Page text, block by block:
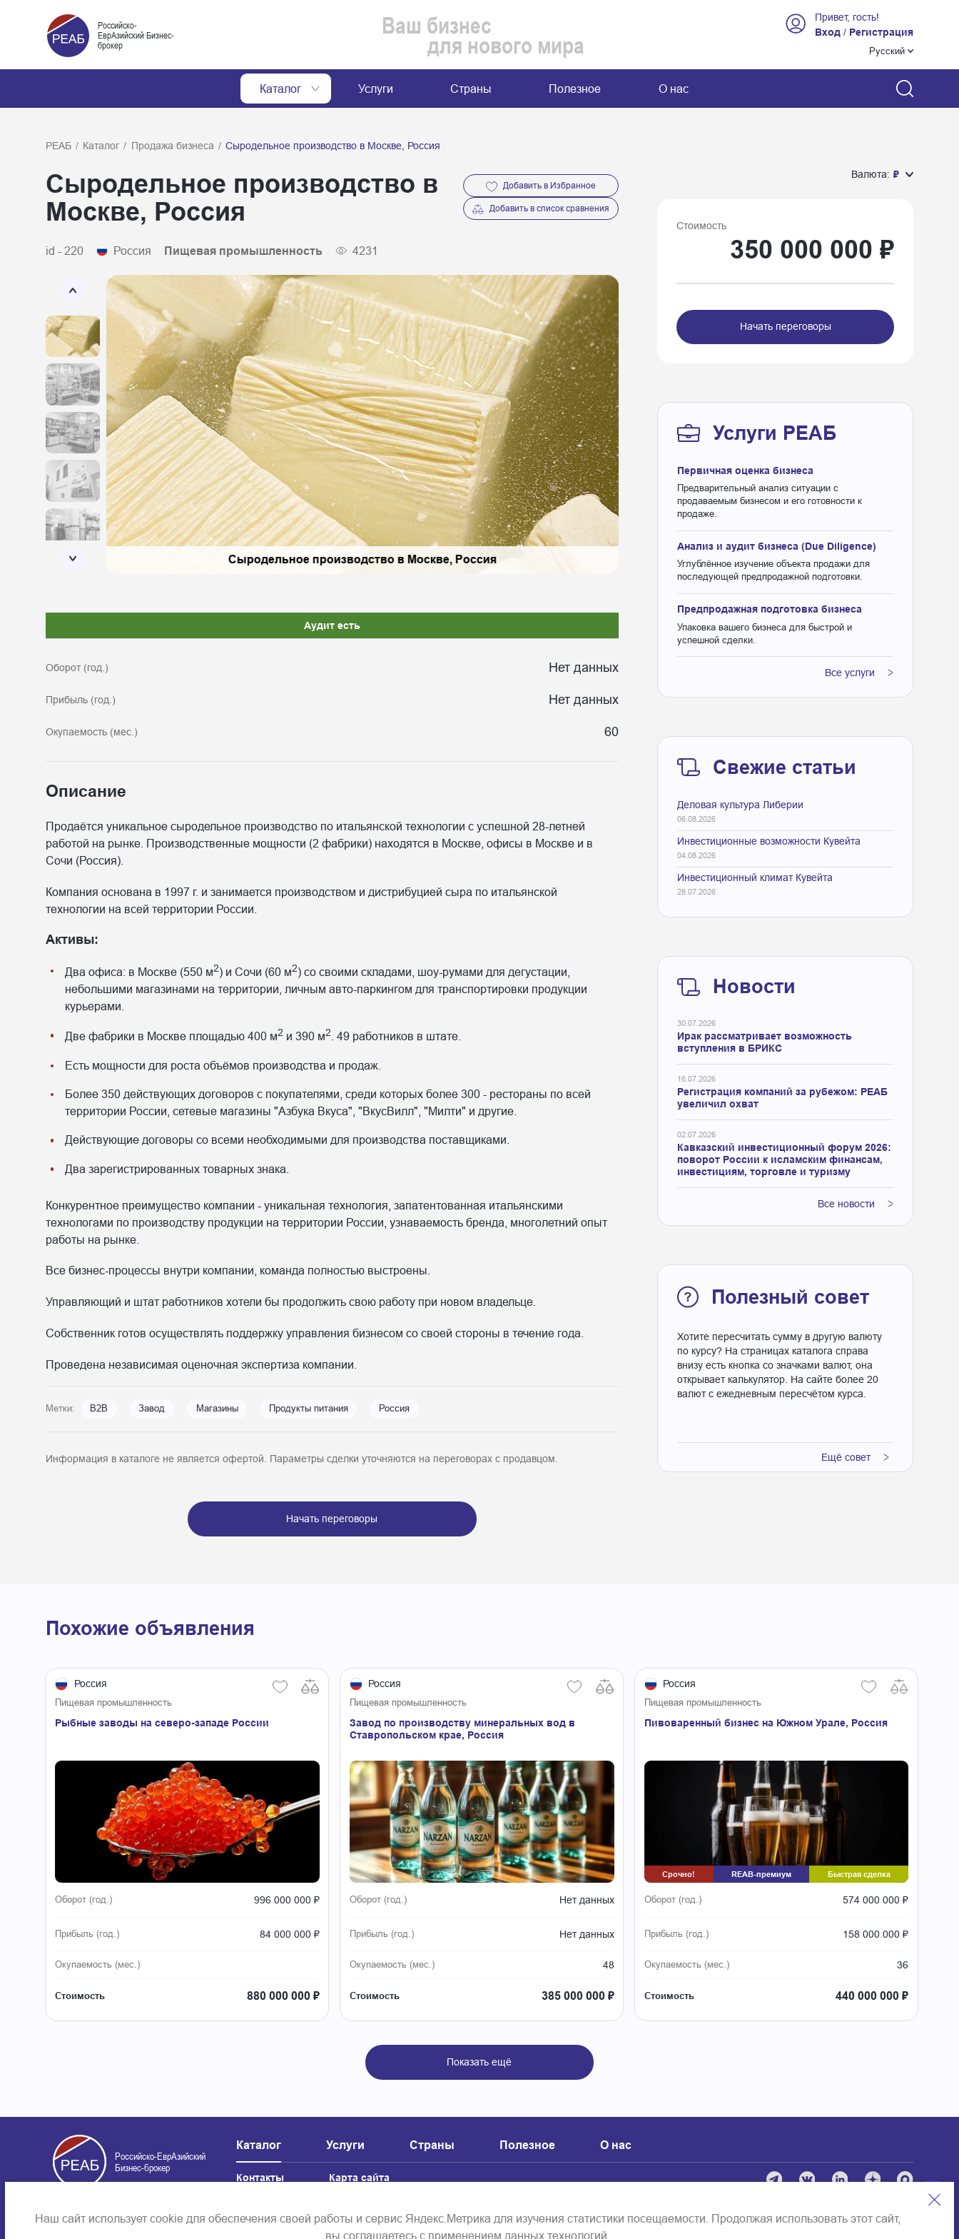
Российско-
ЕврАзийский Бизнес-
брокер
Ваш бизнес
для нового мира
Привет, гость!
Вход / Регистрация
Русский
Каталог Услуги Страны Полезное О нас
РЕАБ / Каталог / Продажа бизнеса / Сыродельное производство в Москве, Россия
Сыродельное производство в
Москве, Россия
Добавить в Избранное
Добавить в список сравнения
id - 220 Россия Пищевая промышленность 4231
Сыродельное производство в Москве, Россия Сыродельное производство в
Аудит есть
Оборот (год.) Нет данных
Прибыль (год.) Нет данных
Окупаемость (мес.) 60
Описание
Продаётся уникальное сыродельное производство по итальянской технологии с успешной 28-летней
работой на рынке. Производственные мощности (2 фабрики) находятся в Москве, офисы в Москве и в
Сочи (Россия).
Компания основана в 1997 г. и занимается производством и дистрибуцией сыра по итальянской
технологии на всей территории России.
Активы:
Два офиса: в Москве (550 м2) и Сочи (60 м2) со своими складами, шоу-румами для дегустации,
небольшими магазинами на территории, личным авто-паркингом для транспортировки продукции
курьерами.
Две фабрики в Москве площадью 400 м2 и 390 м2. 49 работников в штате.
Есть мощности для роста объёмов производства и продаж.
Более 350 действующих договоров с покупателями, среди которых более 300 - рестораны по всей
территории России, сетевые магазины "Азбука Вкуса", "ВкусВилл", "Милти" и другие.
Действующие договоры со всеми необходимыми для производства поставщиками.
Два зарегистрированных товарных знака.
Конкурентное преимущество компании - уникальная технология, запатентованная итальянскими
технологами по производству продукции на территории России, узнаваемость бренда, многолетний опыт
работы на рынке.
Все бизнес-процессы внутри компании, команда полностью выстроены.
Управляющий и штат работников хотели бы продолжить свою работу при новом владельце.
Собственник готов осуществлять поддержку управления бизнесом со своей стороны в течение года.
Проведена независимая оценочная экспертиза компании.
Метки: B2B Завод Магазины Продукты питания Россия
Информация в каталоге не является офертой. Параметры сделки уточняются на переговорах с продавцом.
Начать переговоры
Валюта: ₽
Стоимость
350 000 000 ₽
Начать переговоры
Услуги РЕАБ
Первичная оценка бизнеса
Предварительный анализ ситуации с
продаваемым бизнесом и его готовности к
продаже.
Анализ и аудит бизнеса (Due Diligence)
Углублённое изучение объекта продажи для
последующей предпродажной подготовки.
Предпродажная подготовка бизнеса
Упаковка вашего бизнеса для быстрой и
успешной сделки.
Все услуги
Свежие статьи
Деловая культура Либерии
06.08.2026
Инвестиционные возможности Кувейта
04.08.2026
Инвестиционный климат Кувейта
28.07.2026
Новости
30.07.2026
Ирак рассматривает возможность
вступления в БРИКС
16.07.2026
Регистрация компаний за рубежом: РЕАБ
увеличил охват
02.07.2026
Кавказский инвестиционный форум 2026:
поворот России к исламским финансам,
инвестициям, торговле и туризму
Все новости
Полезный совет
Хотите пересчитать сумму в другую валюту
по курсу? На страницах каталога справа
внизу есть кнопка со значками валют, она
открывает калькулятор. На сайте более 20
валют с ежедневным пересчётом курса.
Ещё совет
Похожие объявления
Россия
Пищевая промышленность
Рыбные заводы на северо-западе России
Оборот (год.) 996 000 000 ₽
Прибыль (год.) 84 000 000 ₽
Окупаемость (мес.)
Стоимость 880 000 000 ₽
Россия
Пищевая промышленность
Завод по производству минеральных вод в
Ставропольском крае, Россия
Оборот (год.) Нет данных
Прибыль (год.) Нет данных
Окупаемость (мес.) 48
Стоимость 385 000 000 ₽
Россия
Пищевая промышленность
Пивоваренный бизнес на Южном Урале, Россия
Срочно! REAB-премиум Быстрая сделка
Оборот (год.) 574 000 000 ₽
Прибыль (год.) 158 000 000 ₽
Окупаемость (мес.) 36
Стоимость 440 000 000 ₽
Показать ещё
Российско-ЕврАзийский
Бизнес-брокер
Каталог Услуги Страны Полезное О нас
Контакты Карта сайта
Информационная политика сайта Политика обработки персональных данных Пользовательское соглашение
Наш сайт использует cookie для обеспечения своей работы и сервис Яндекс.Метрика для изучения статистики посещаемости. Продолжая использовать этот сайт,
вы соглашаетесь с применением данных технологий.